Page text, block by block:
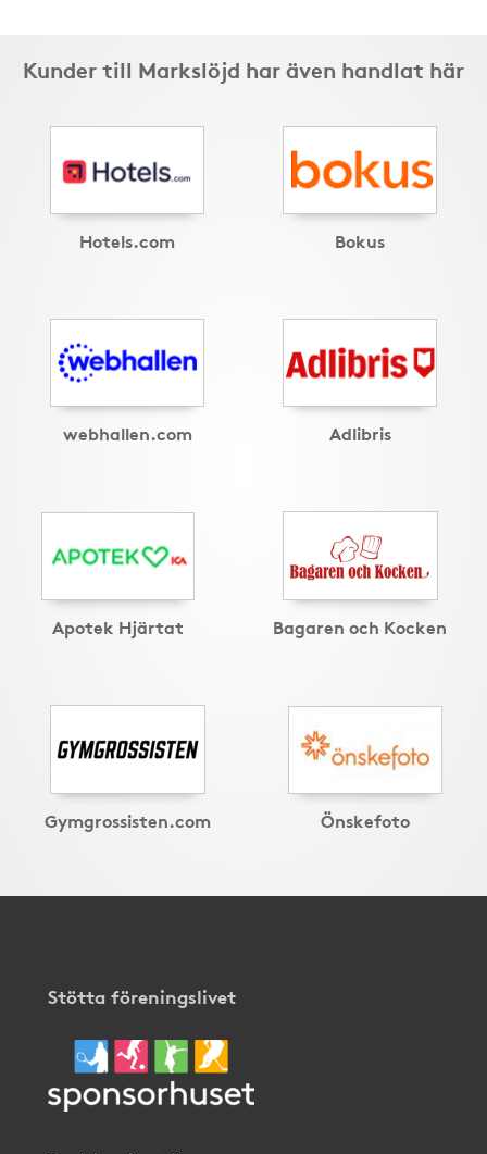
Kunder till Markslöjd har även handlat här
Hotels.com Bokus
webhallen.com Adlibris
Apotek Hjärtat Bagaren och Kocken
Gymgrossisten.com Önskefoto
Stötta föreningslivet